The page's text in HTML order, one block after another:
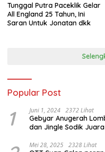
Tunggal Putra Paceklik Gelar
All England 25 Tahun, Ini
Saran Untuk Jonatan dkk
Popular Post
1 Juni 1, 2024 2372 Lihat
Gebyar Anugerah
dan Jingle Sodik Juara
Mei 28, 2025 2328 Lihat